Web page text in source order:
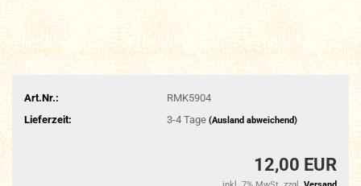
Art.Nr.:
RMK5904
Lieferzeit:
3-4 Tage (Ausland abweichend)
12,00 EUR